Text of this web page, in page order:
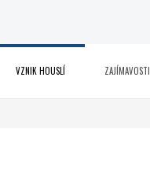
VZNIK HOUSLÍ ZAJÍMAVOSTI